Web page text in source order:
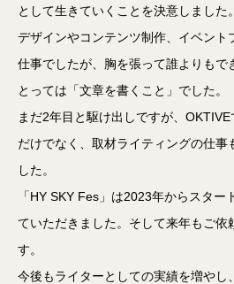
として生きていくことを決意しました。
デザインやコンテンツ制作、イベント
仕事でしたが、胸を張って誰よりもで
とっては「文章を書くこと」でした。
まだ2年目と駆け出しですが、
だけでなく、取材ライティングの仕事
した。
「HY SKY Fes」は2023年からスタ
ていただきました。そして来年もご依
す。
今後もライターとしての実績を増やし